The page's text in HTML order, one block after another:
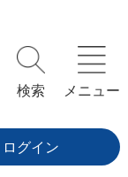
検索 メニュー
ログイン